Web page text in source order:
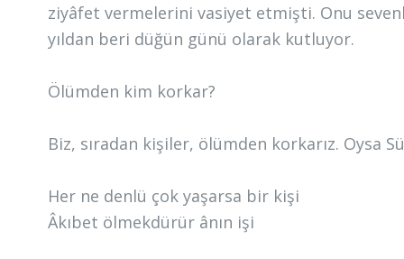
ziyâfet vermelerini vasiyet etmişti. Onu
yıldan beri düğün günü olarak kutluyor.
Ölümden kim korkar?
Biz, sıradan kişiler, ölümden korkarız. Oysa
Her ne denlü çok yaşarsa bir kişi
Âkıbet ölmekdürür ânın işi